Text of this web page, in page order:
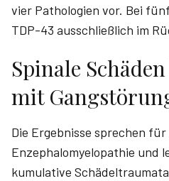
vier Pathologien vor. Bei
TDP-43 ausschließlich im
Spinale
mit
Die Ergebnisse sprechen
Enzephalomyelopathie und
kumulative